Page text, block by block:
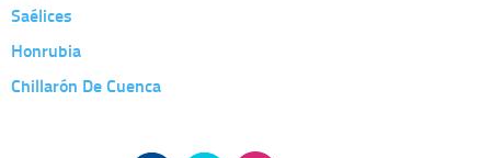
Saélices
Honrubia
Chillarón De Cuenca